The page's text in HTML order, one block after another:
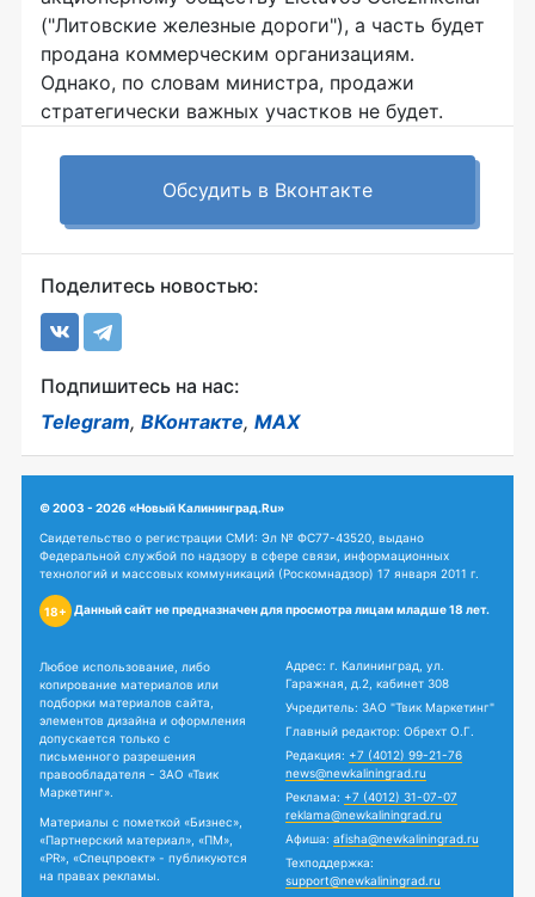
("Литовские железные дороги"), а часть будет
продана коммерческим организациям.
Однако, по словам министра, продажи
стратегически важных участков не будет.
Обсудить в Вконтакте
Поделитесь новостью:
Подпишитесь на нас:
Telegram, ВКонтакте, MAX
© 2003 - 2026 «Новый Калининград.Ru»
Свидетельство о регистрации СМИ: Эл № ФС77-43520, выдано
Федеральной службой по надзору в сфере связи, информационных
технологий и массовых коммуникаций (Роскомнадзор) 17 января 2011 г.
18+ Данный сайт не предназначен для просмотра лицам младше 18 лет.
Любое использование, либо
копирование материалов или
подборки материалов сайта,
элементов дизайна и оформления
допускается только с
письменного разрешения
правообладателя - ЗАО «Твик
Маркетинг».
Материалы с пометкой «Бизнес»,
«Партнерский материал», «ПМ»,
«PR», «Спецпроект» - публикуются
на правах рекламы.
Адрес: г. Калининград, ул.
Гаражная, д.2, кабинет 308
Учредитель: ЗАО "Твик Маркетинг"
Главный редактор: Обрехт О.Г.
Редакция: +7 (4012) 99-21-76
news@newkaliningrad.ru
Реклама: +7 (4012) 31-07-07
reklama@newkaliningrad.ru
Афиша: afisha@newkaliningrad.ru
Техподдержка:
support@newkaliningrad.ru